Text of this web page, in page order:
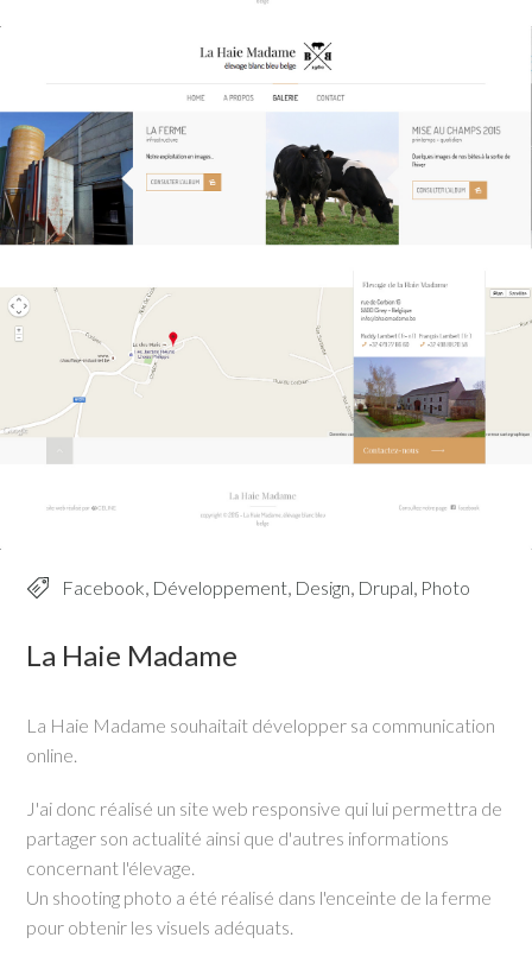
Facebook, Développement, Design, Drupal, Photo
La Haie Madame
La Haie Madame souhaitait développer sa communication
online.
J'ai donc réalisé un site web responsive qui lui permettra de
partager son actualité ainsi que d'autres informations
concernant l'élevage.
Un shooting photo a été réalisé dans l'enceinte de la ferme
pour obtenir les visuels adéquats.